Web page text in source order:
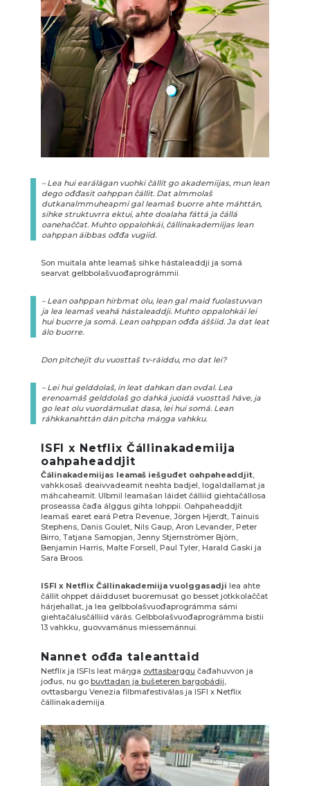
– Lea hui earálágan vuohki čállit go akademiijas, mun lean
dego ođđasit oahppan čállit. Dat almmolaš
dutkanalmmuheapmi gal leamaš buorre ahte máhttán,
sihke struktuvrra ektui, ahte doalaha fáttá ja čállá
oanehaččat. Muhto oppalohkái, čállinakademiijas lean
oahppan áibbas ođđa vugiid.
Son muitala ahte leamaš sihke hástaleaddji ja somá
searvat gelbbolašvuođaprográmmii.
– Lean oahppan hirbmat olu, lean gal maid fuolastuvvan
ja lea leamaš veahá hástaleaddji. Muhto oppalohkái lei
hui buorre ja somá. Lean oahppan ođđa áššiid. Ja dat leat
álo buorre.
Don pitchejit du vuosttaš tv-ráiddu, mo dat lei?
– Lei hui gelddolaš, in leat dahkan dan ovdal. Lea
erenoamáš gelddolaš go dahká juoidá vuosttaš háve, ja
go leat olu vuordámušat dasa, lei hui somá. Lean
ráhkkanahttán dán pitcha máŋga vahkku.
ISFI x Netflix Čállinakademiija
oahpaheaddjit
Čálinakademiijas leamaš iešguđet oahpaheaddjit,
vahkkosaš deaivvadeamit neahta badjel, logaldallamat ja
máhcaheamit. Ulbmil leamašan láidet čálliid giehtačállosa
proseassa čađa álggus gihta lohppii. Oahpaheaddjit
leamaš earet eará Petra Revenue, Jörgen Hjerdt, Tainuis
Stephens, Danis Goulet, Nils Gaup, Aron Levander, Peter
Birro, Tatjana Samopjan, Jenny Stjernströmer Björn,
Benjamin Harris, Malte Forsell, Paul Tyler, Harald Gaski ja
Sara Broos.
ISFI x Netflix Čállinakademiija vuolggasadji lea ahte
čállit ohppet dáidduset buoremusat go besset jotkkolaččat
hárjehallat, ja lea gelbbolašvuođaprográmma sámi
giehtačálusčálliid várás. Gelbbolašvuođaprográmma bistii
13 vahkku, guovvamánus miessemánnui.
Nannet ođđa taleanttaid
Netflix ja ISFIs leat máŋga ovttasbarggu čađahuvvon ja
jođus, nu go buvttadan ja bušeteren bargobádji,
ovttasbargu Venezia filbmafestiválas ja ISFI x Netflix
čállinakademiija.